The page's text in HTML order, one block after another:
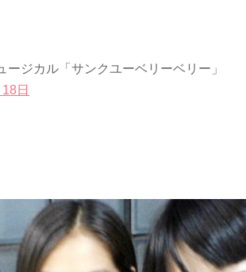
ージカル「サンクユーベリーベリー」
日